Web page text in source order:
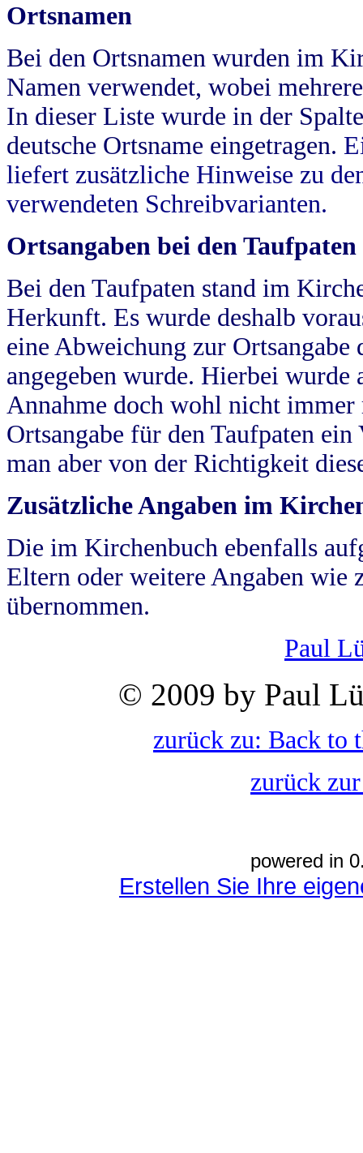
Ortsnamen
Bei den Ortsnamen wurden im
Namen verwendet, wobei
In dieser Liste wurde in der
deutsche Ortsname eingetragen.
liefert zusätzliche Hinweise zu
verwendeten Schreibvarianten.
Ortsangaben bei den Taufpaten
Bei den Taufpaten stand im
Herkunft. Es wurde deshalb
eine Abweichung zur
angegeben wurde. Hierbei wurde
Annahme doch wohl nicht
Ortsangabe für den Taufpaten
man aber von der Richtigkeit
Zusätzliche Angaben im
Die im Kirchenbuch ebenfalls
Eltern oder weitere Angaben wie
übernommen.
Paul
© 2009 by Paul
zurück zu: Back to
zurück
powered in
Erstellen Sie Ihre